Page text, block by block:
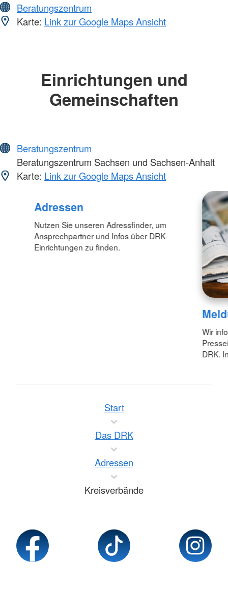
Beratungszentrum
Karte: Link zur Google Maps Ansicht
Einrichtungen und
Gemeinschaften
Beratungszentrum
Beratungszentrum Sachsen und Sachsen-Anhalt
Karte: Link zur Google Maps Ansicht
Adressen
Nutzen Sie unseren Adressfinder, um
Ansprechpartner und Infos über DRK-
Einrichtungen zu finden.
Wir
DRK.
Start
Das DRK
Adressen
Kreisverbände